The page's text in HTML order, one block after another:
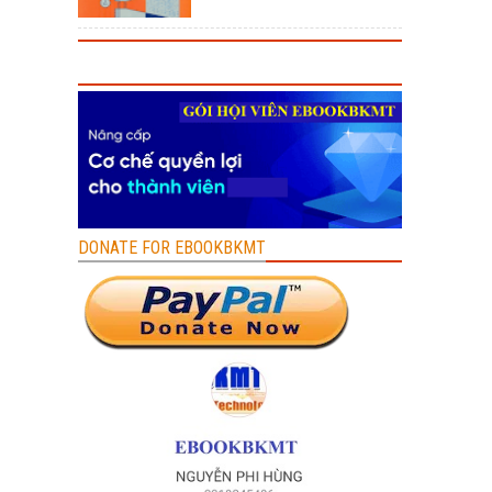
DONATE FOR EBOOKBKMT